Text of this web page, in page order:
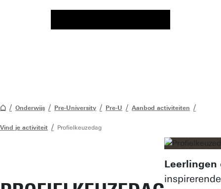
Onderwijs Pre-University Pre-U Aanbod activiteiten
Vind je activiteit Profielkeuzedag
Leerlingen